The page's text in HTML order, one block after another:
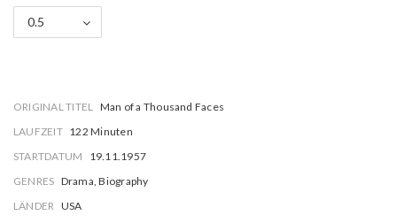
0.5
ORIGINAL TITEL Man of a Thousand Faces
LAUFZEIT 122 Minuten
STARTDATUM
19.11.1957
GENRES Drama, Biography
LÄNDER USA